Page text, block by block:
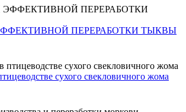
ПЕРЕРАБОТКИ ТЫКВЫ
сухого свекловичного жома